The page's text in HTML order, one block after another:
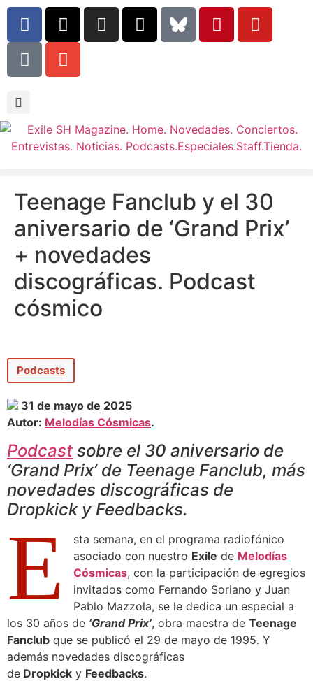
Teenage Fanclub y el 30
aniversario de ‘Grand Prix’
+ novedades
discográficas. Podcast
cósmico
Podcasts
31 de mayo de 2025
Autor: Melodías Cósmicas.
Podcast sobre el 30 aniversario de
‘Grand Prix’ de Teenage Fanclub, más
novedades discográficas de
Dropkick y Feedbacks.
E
sta semana, en el programa radiofónico
asociado con nuestro Exile de Melodías
Cósmicas, con la participación de egregios
invitados como Fernando Soriano y Juan
Pablo Mazzola, se le dedica un especial a
los 30 años de ‘Grand Prix’, obra maestra de Teenage
Fanclub que se publicó el 29 de mayo de 1995. Y
además novedades discográficas
de Dropkick y Feedbacks.